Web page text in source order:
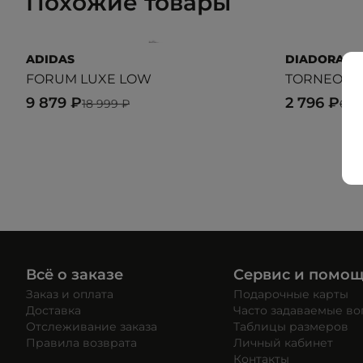
ADIDAS
FORUM LUXE LOW
18 999 ₽
9 879 ₽
DIADORA
TORNEO
6
2 796 ₽
Всё о заказе
Заказ и оплата
Доставка
Отслеживание заказа
Правила возврата
Сервис и
Подарочные карты
Часто задаваемые
Таблицы размеров
Личный кабинет
Контакты